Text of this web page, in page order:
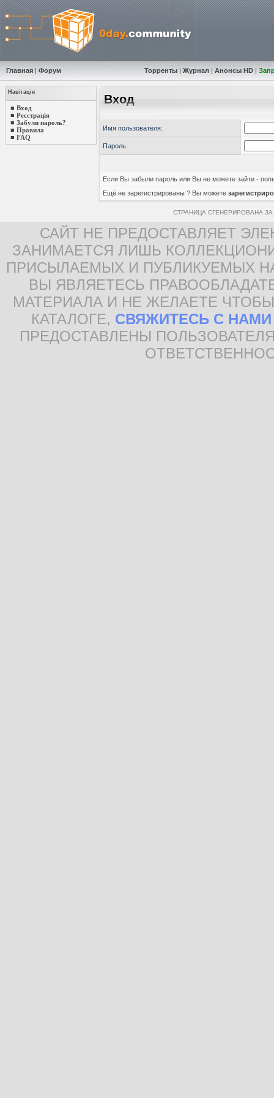
Главная | Форум Торренты |Журнал |Анонсы HD |
Навігація
■ Вход
■ Реєстрація
■ Забули пароль?
■ Правила
■ FAQ
Вход
Имя пользователя:
Пароль:
Если Вы забыли пароль или Вы не можете зайти -
Ещё не зарегистрированы ? Вы можете
СТРАНИЦА СГЕНЕРИРОВАНА
САЙТ НЕ ПРЕДОСТАВЛЯЕТ
ЗАНИМАЕТСЯ ЛИШЬ
ПРИСЫЛАЕМЫХ И ПУБЛИКУЕМЫХ
ВЫ ЯВЛЯЕТЕСЬ
МАТЕРИАЛА И НЕ ЖЕЛАЕТЕ
КАТАЛОГЕ, СВЯЖИТЕСЬ С НАМИ
ПРЕДОСТАВЛЕНЫ